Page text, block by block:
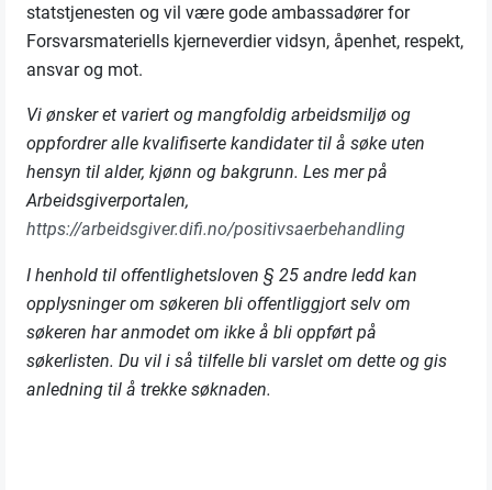
statstjenesten og vil være gode ambassadører for
Forsvarsmateriells kjerneverdier vidsyn, åpenhet, respekt,
ansvar og mot.
Vi ønsker et variert og mangfoldig arbeidsmiljø og
oppfordrer alle kvalifiserte kandidater til å søke uten
hensyn til alder, kjønn og bakgrunn. Les mer på
Arbeidsgiverportalen,
https://arbeidsgiver.difi.no/positivsaerbehandling
I henhold til offentlighetsloven § 25 andre ledd kan
opplysninger om søkeren bli offentliggjort selv om
søkeren har anmodet om ikke å bli oppført på
søkerlisten. Du vil i så tilfelle bli varslet om dette og gis
anledning til å trekke søknaden.